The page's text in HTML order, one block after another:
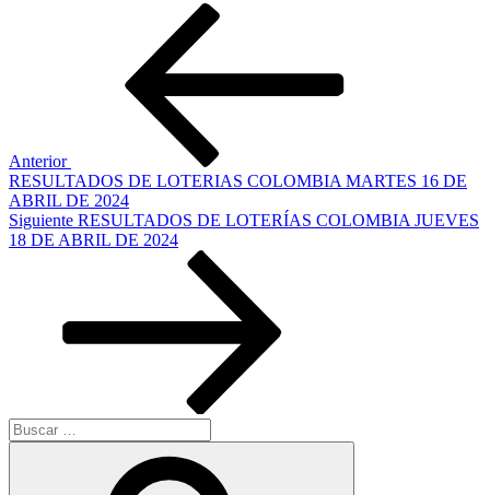
Anterior
RESULTADOS DE LOTERIAS COLOMBIA MARTES 16 DE
ABRIL DE 2024
Siguiente
entrada
Siguiente RESULTADOS DE LOTERÍAS COLOMBIA JUEVES
18 DE ABRIL DE 2024
Buscar
por: